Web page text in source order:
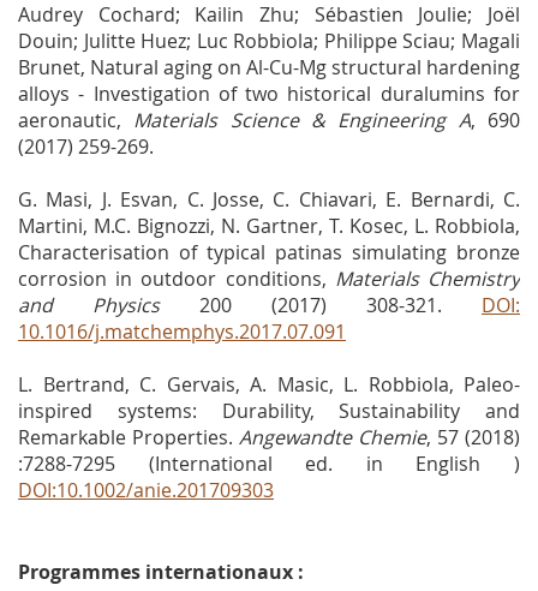
Audrey Cochard; Kailin Zhu; Sébastien Joulie; Joël
Douin; Julitte Huez; Luc Robbiola; Philippe Sciau; Magali
Brunet, Natural aging on Al-Cu-Mg structural hardening
alloys - Investigation of two historical duralumins for
aeronautic, Materials Science & Engineering A, 690
(2017) 259-269.
G. Masi, J. Esvan, C. Josse, C. Chiavari, E. Bernardi, C.
Martini, M.C. Bignozzi, N. Gartner, T. Kosec, L. Robbiola,
Characterisation of typical patinas simulating bronze
corrosion in outdoor conditions, Materials Chemistry
and Physics200 (2017) 308-321. DOI:
10.1016/j.matchemphys.2017.07.091
L. Bertrand, C. Gervais, A. Masic, L. Robbiola, Paleo-
inspired systems: Durability, Sustainability and
Remarkable Properties. Angewandte Chemie, 57 (2018)
:7288-7295 (International ed. in English )
DOI:10.1002/anie.201709303
Programmes internationaux :